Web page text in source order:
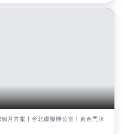
月方案丨台北虛擬辦公室丨黃金門牌